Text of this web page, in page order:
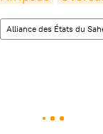
Alliance des États du